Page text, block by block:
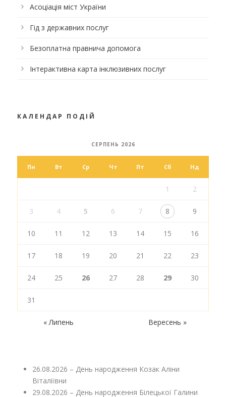
Асоціація міст України
Гід з державних послуг
Безоплатна правнича допомога
Інтерактивна карта інклюзивних послуг
КАЛЕНДАР ПОДІЙ
СЕРПЕНЬ 2026
Пн Вт Ср Чт Пт Сб Нд
1 2
3 4 5 6 7 8 9
10 11 12 13 14 15 16
17 18 19 20 21 22 23
24 25 26 27 28 29 30
31
« Липень Вересень »
26.08.2026 – День народження Козак Аліни
Віталіївни
29.08.2026 – День народження Білецької Галини